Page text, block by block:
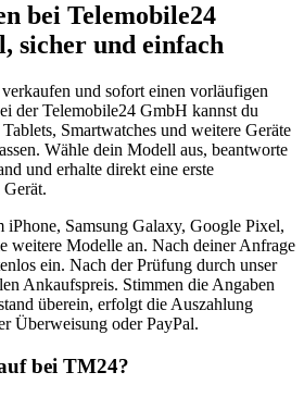
bei Telemobile24
sicher und einfach
und sofort einen vorläufigen
der Telemobile24 GmbH kannst du
Smartwatches und weitere Geräte
Wähle dein Modell aus, beantworte
und erhalte direkt eine erste
iPhone, Samsung Galaxy, Google Pixel,
weitere Modelle an. Nach deiner Anfrage
ein. Nach der Prüfung durch unser
Ankaufspreis. Stimmen die Angaben
überein, erfolgt die Auszahlung
Überweisung oder PayPal.
bei TM24?